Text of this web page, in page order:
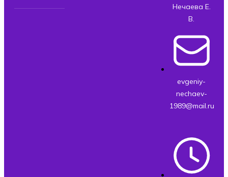
Нечаева Е.
В.
evgeniy-
nechaev-
1989@mail.ru